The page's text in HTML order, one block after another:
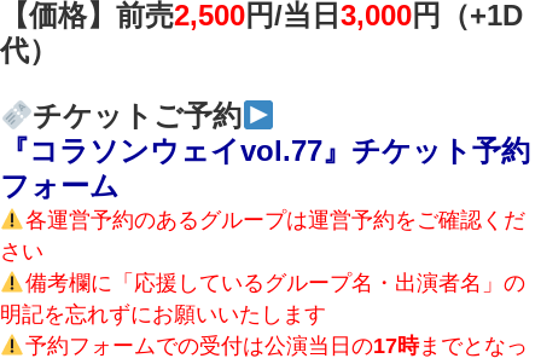
【価格】前売2,500円/当日 3,000円（+1D
代）
チケットご予約
『コラソンウェイvol.77』チケット予約
フォーム
各運営予約のあるグループは運営予約をご確認くだ
さい
備考欄に「応援しているグループ名・出演者名」の
明記を忘れずにお願いいたします
予約フォームでの受付は公演当日の17時までとなっ